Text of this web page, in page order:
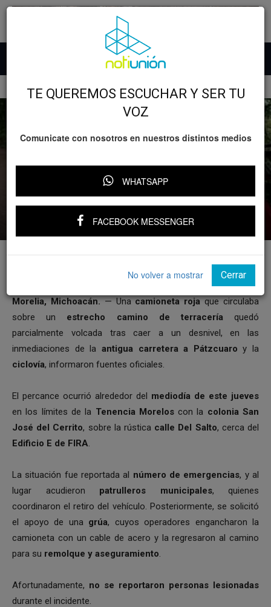
Accidentes
Morelia: camioneta cae a desnivel en
camino de terracería; no se reportan
heridos
9 octubre, 2025
Morelia, Michoacán.— Unacamioneta rojaque circulaba
sobre un estrecho camino de terraceríaquedó
parcialmente volcada tras caer a un desnivel, en las
inmediaciones de la antigua carretera a Pátzcuaro y la
ciclovía, informaron fuentes oficiales.
El percance ocurrió alrededor del mediodía de este jueves
en los límites de la Tenencia Moreloscon la colonia San
José del Cerrito, sobre la rústica calle Del Salto, cerca del
Edificio E de FIRA.
La situación fue reportada al número de emergencias, y al
lugar acudieron patrulleros municipales, quienes
coordinaron el retiro del vehículo. Posteriormente, se solicitó
el apoyo de una grúa, cuyos operadores engancharon la
camioneta con un cable de acero y la regresaron al camino
para su remolque y aseguramiento.
Afortunadamente, no se reportaron personas lesionadas
durante el incidente.
TE QUEREMOS ESCUCHAR Y SER TU
VOZ
Comunicate con nosotros en nuestros distintos medios
WHATSAPP
FACEBOOK MESSENGER
No volver a mostrar Cerrar